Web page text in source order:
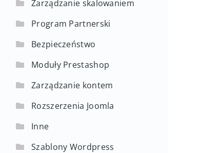
Zarządzanie skalowaniem
Program Partnerski
Bezpieczeństwo
Moduły Prestashop
Zarządzanie kontem
Rozszerzenia Joomla
Inne
Szablony Wordpress